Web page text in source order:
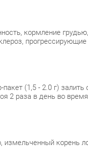
кормление
(1,5 - 2.0 г)
2 раза в день во
корень